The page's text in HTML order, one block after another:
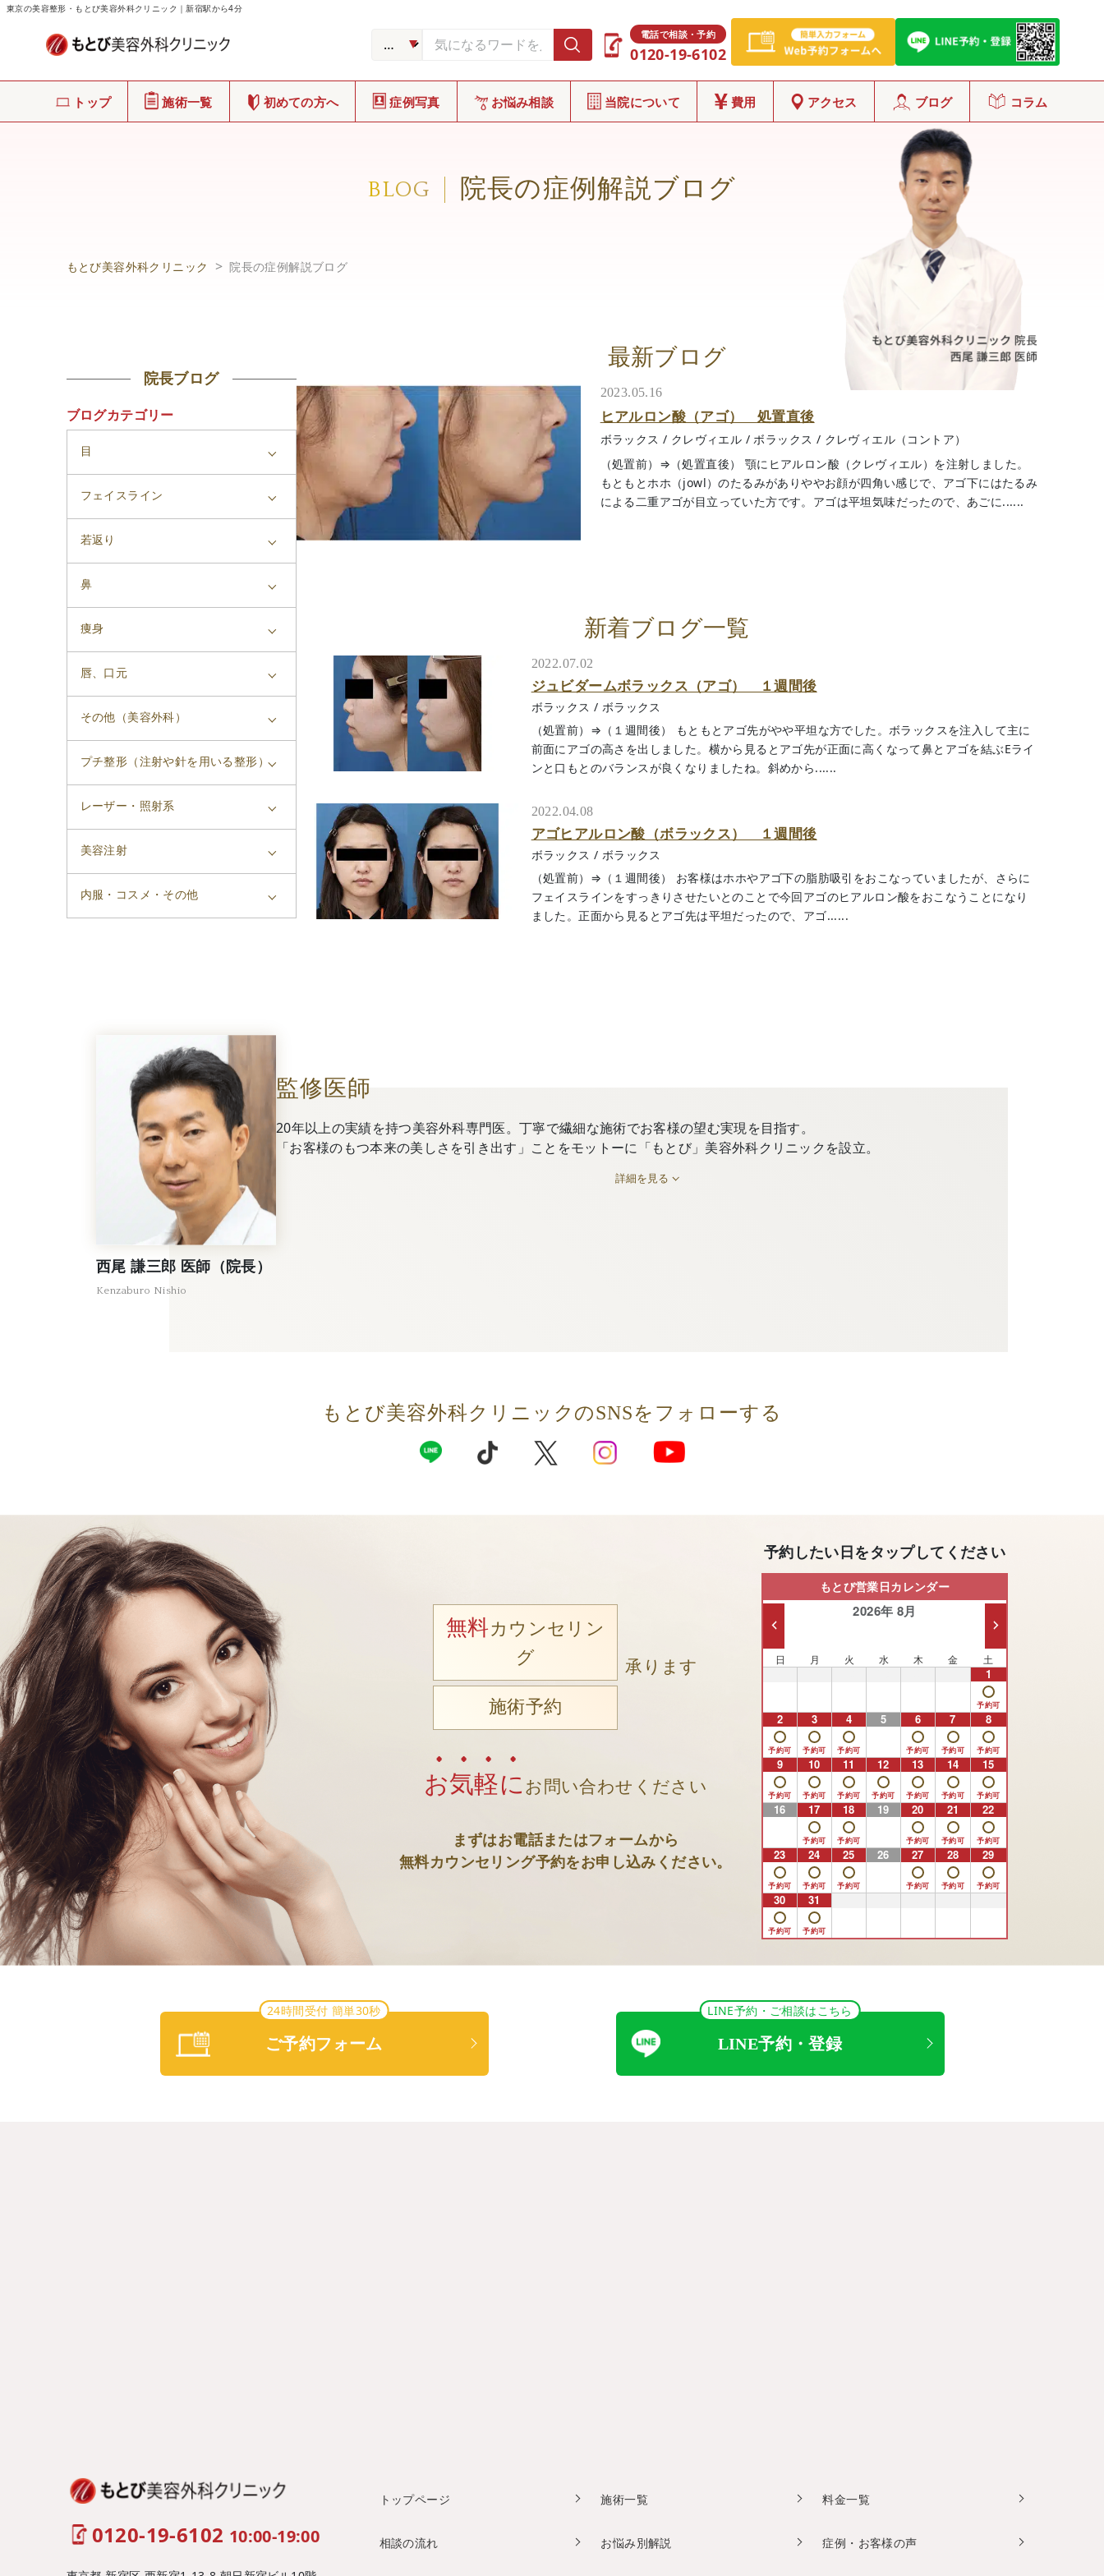
東京の美容整形・もとび美容外科クリニック｜新宿駅から4分
電話で相談・予約
0120-19-6102
トップ 施術一覧 初めての方へ 症例写真 お悩み相談 当院について 費用 アクセス ブログ コラム
BLOG 院長の症例解説ブログ
もとび美容外科クリニック 院長の症例解説ブログ
院長ブログ
ブログカテゴリー
目
フェイスライン
若返り
鼻
痩身
唇、口元
その他（美容外科）
プチ整形（注射や針を用いる整形）
レーザー・照射系
美容注射
内服・コスメ・その他
最新ブログ
2023.05.16
ヒアルロン酸（アゴ） 処置直後
ボラックス / クレヴィエル /ボラックス / クレヴィエル（コントア）
（処置前）⇒（処置直後） 顎にヒアルロン酸（クレヴィエル）を注射しました。
もともとホホ（jowl）のたるみがありややお顔が四角い感じで、アゴ下にはたるみ
による二重アゴが目立っていた方です。アゴは平坦気味だったので、あごに......
新着ブログ一覧
2022.07.02
ジュビダームボラックス（アゴ） １週間後
ボラックス / ボラックス
（処置前）⇒（１週間後） もともとアゴ先がやや平坦な方でした。ボラックスを注入して主に
前面にアゴの高さを出しました。横から見るとアゴ先が正面に高くなって鼻とアゴを結ぶEライ
ンと口もとのバランスが良くなりましたね。斜めから......
2022.04.08
アゴヒアルロン酸（ボラックス） １週間後
ボラックス / ボラックス
（処置前）⇒（１週間後） お客様はホホやアゴ下の脂肪吸引をおこなっていましたが、さらに
フェイスラインをすっきりさせたいとのことで今回アゴのヒアルロン酸をおこなうことになり
ました。正面から見るとアゴ先は平坦だったので、アゴ......
監修医師
20年以上の実績を持つ美容外科専門医。丁寧で繊細な施術でお客様の望む実現を目指す。
「お客様のもつ本来の美しさを引き出す」ことをモットーに「もとび」美容外科クリニックを設立。
詳細を見る
西尾 謙三郎 医師（院長）
Kenzaburo Nishio
もとび美容外科クリニックのSNSをフォローする
無料カウンセリン
グ
施術予約
承ります
お気軽に お問い合わせください
まずはお電話またはフォームから
無料カウンセリング予約をお申し込みください。
予約したい日をタップしてください
もとび営業日カレンダー
2026年 8月
日 月 火 水 木 金 土
1
2 3 4 5 6 7 8
9 10 11 12 13 14 15
16 17 18 19 20 21 22
23 24 25 26 27 28 29
30 31
24時間受付 簡単30秒
ご予約フォーム
LINE予約・ご相談はこちら
LINE予約・登録
0120-19-6102 10:00-19:00
トップページ 施術一覧 料金一覧
相談の流れ お悩み別解説 症例・お客様の声